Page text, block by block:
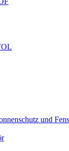
und